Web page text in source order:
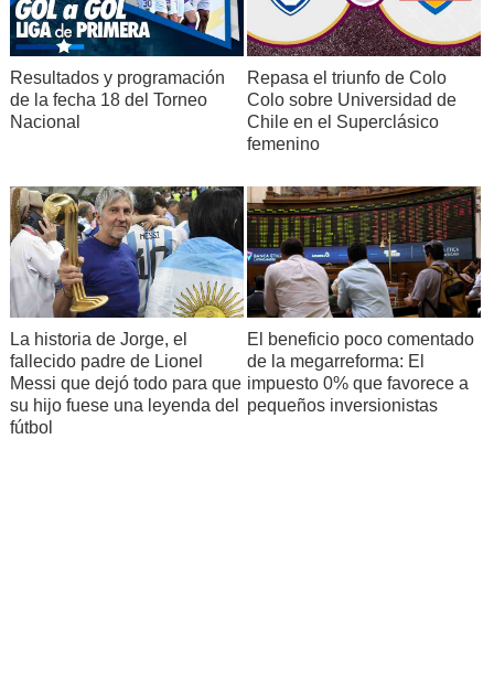
Resultados y programación
de la fecha 18 del Torneo
Nacional
Repasa el triunfo de Colo
Colo sobre Universidad de
Chile en el Superclásico
femenino
La historia de Jorge, el
fallecido padre de Lionel
Messi que dejó todo para que
su hijo fuese una leyenda del
fútbol
El beneficio poco comentado
de la megarreforma: El
impuesto 0% que favorece a
pequeños inversionistas